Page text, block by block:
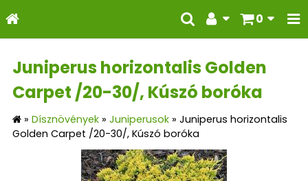
0
Juniperus horizontalis Golden
Carpet /20-30/, Kúszó boróka
» Dísznövények » Juniperusok » Juniperus horizontalis
Golden Carpet /20-30/, Kúszó boróka